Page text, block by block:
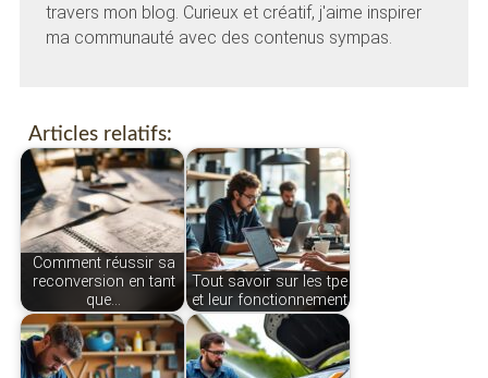
travers mon blog. Curieux et créatif, j'aime inspirer
ma communauté avec des contenus sympas.
Articles relatifs:
Comment réussir sa
reconversion en tant
que…
Tout savoir sur les tpe
et leur fonctionnement